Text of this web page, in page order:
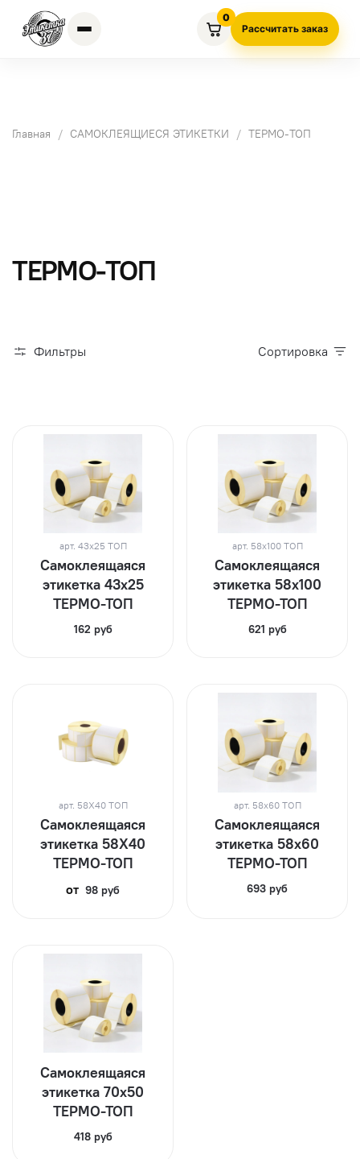
0
Рассчитать заказ
Главная САМОКЛЕЯЩИЕСЯ ЭТИКЕТКИ ТЕРМО-ТОП
ТЕРМО-ТОП
Фильтры Сортировка
арт. 43х25 ТОП
Самоклеящаяся
этикетка 43х25
ТЕРМО-ТОП
162 руб
арт. 58х100 ТОП
Самоклеящаяся
этикетка 58х100
ТЕРМО-ТОП
621 руб
арт. 58Х40 ТОП
Самоклеящаяся
этикетка 58Х40
ТЕРМО-ТОП
от 98 руб
арт. 58х60 ТОП
Самоклеящаяся
этикетка 58х60
ТЕРМО-ТОП
693 руб
Самоклеящаяся
этикетка 70х50
ТЕРМО-ТОП
418 руб